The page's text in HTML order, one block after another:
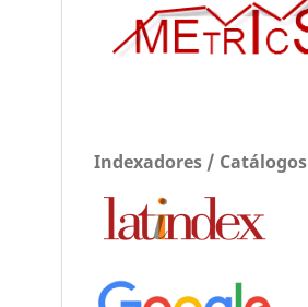
Indexadores / Catálogos